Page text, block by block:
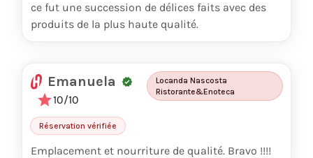
ce fut une succession de délices faits avec des
produits de la plus haute qualité.
Emanuela
10/10
Locanda Nascosta
Ristorante&Enoteca
Réservation vérifiée
Emplacement et nourriture de qualité. Bravo !!!!